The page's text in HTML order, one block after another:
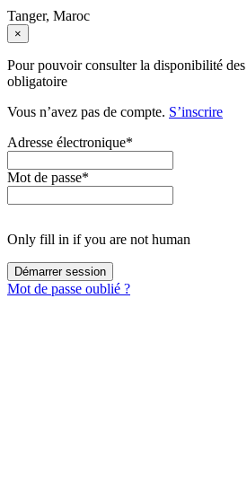
Tanger, Maroc
×
Pour pouvoir consulter la disponibilité
obligatoire
Vous n’avez pas de compte. S’inscrire
Adresse électronique*
Mot de passe*
Only fill in if you are not human
Mot de passe oublié ?